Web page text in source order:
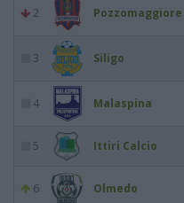
2 Pozzomaggiore
3 Siligo
4 Malaspina
5 Ittiri Calcio
6 Olmedo